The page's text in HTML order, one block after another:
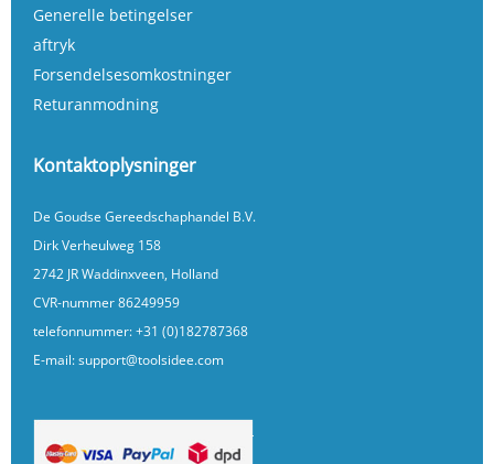
Generelle betingelser
aftryk
Forsendelsesomkostninger
Returanmodning
Kontaktoplysninger
De Goudse Gereedschaphandel B.V.
Dirk Verheulweg 158
2742 JR Waddinxveen, Holland
CVR-nummer 86249959
telefonnummer:+31 (0)182787368
E-mail:support@toolsidee.com